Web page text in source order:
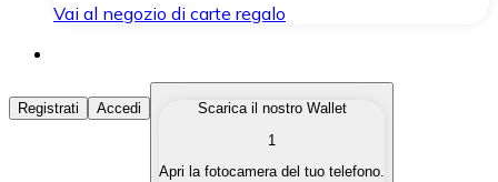
Vai al negozio di carte regalo
Acquista Criptovalute
Acquista le criptovalute che ti interessano in modo
Registrati Accedi
Scarica il nostro Wallet
1
Apri la fotocamera del tuo telefono.